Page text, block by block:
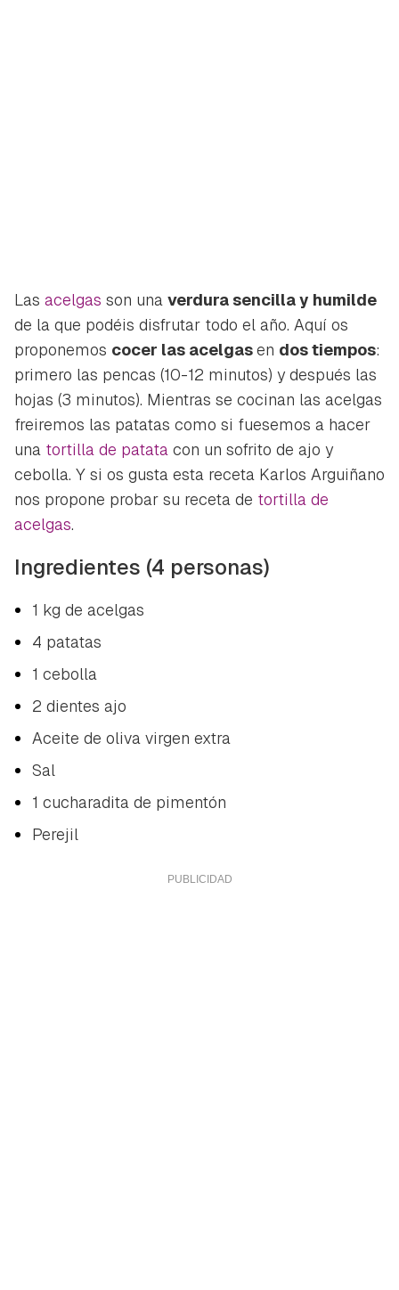
Las acelgas son una verdura sencilla y humilde
de la que podéis disfrutar todo el año. Aquí os
proponemos cocer las acelgasen dos tiempos:
primero las pencas (10-12 minutos) y después las
hojas (3 minutos). Mientras se cocinan las acelgas
freiremos las patatas como si fuesemos a hacer
una tortilla de patata con un sofrito de ajo y
cebolla. Y si os gusta esta receta Karlos Arguiñano
nos propone probar su receta de tortilla de
acelgas.
Ingredientes (4 personas)
1 kg de acelgas
4 patatas
1 cebolla
2 dientes ajo
Aceite de oliva virgen extra
Sal
1 cucharadita de pimentón
Perejil